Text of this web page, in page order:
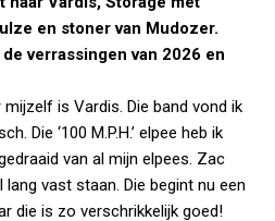
en stoner van Mudozer.
verrassingen van 2026 en
is Vardis. Die band vond ik
Die ‘100 M.P.H.’ elpee heb ik
van al mijn elpees. Zac
vast staan. Die begint nu een
die is zo verschrikkelijk goed!